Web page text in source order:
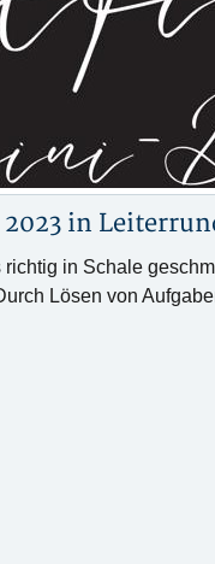
in
in Schale
Lösen von